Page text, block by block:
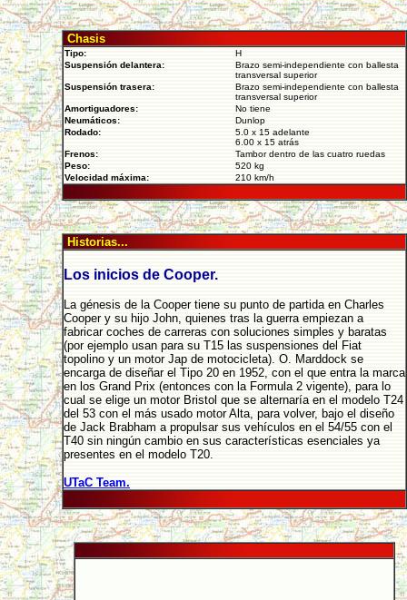
Chasis
Tipo:
H
Suspensión delantera:
Brazo semi-independiente con ballesta
transversal superior
Suspensión trasera:
Brazo semi-independiente con ballesta
transversal superior
Amortiguadores:
No tiene
Neumáticos:
Dunlop
Rodado:
5.0 x 15 adelante
6.00 x 15 atrás
Frenos:
Tambor dentro de las cuatro ruedas
Peso:
520 kg
Velocidad máxima:
210 km/h
Historias...
Los inicios de Cooper.
La génesis de la Cooper tiene su punto de partida en Charles
Cooper y su hijo John, quienes tras la guerra empiezan a
fabricar coches de carreras con soluciones simples y baratas
(por ejemplo usan para su T15 las suspensiones del Fiat
topolino y un motor Jap de motocicleta). O. Marddock se
encarga de diseñar el Tipo 20 en 1952, con el que entra la marca
en los Grand Prix (entonces con la Formula 2 vigente), para lo
cual se elige un motor Bristol que se alternaría en el modelo T24
del 53 con el más usado motor Alta, para volver, bajo el diseño
de Jack Brabham a propulsar sus vehículos en el 54/55 con el
T40 sin ningún cambio en sus características esenciales ya
presentes en el modelo T20.
UTaC Team.